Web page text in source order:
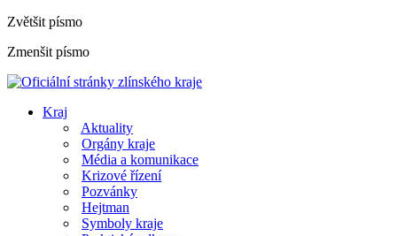
Zvětšit písmo
Zmenšit písmo
Kraj
Aktuality
Orgány kraje
Média a komunikace
Krizové řízení
Pozvánky
Hejtman
Symboly kraje